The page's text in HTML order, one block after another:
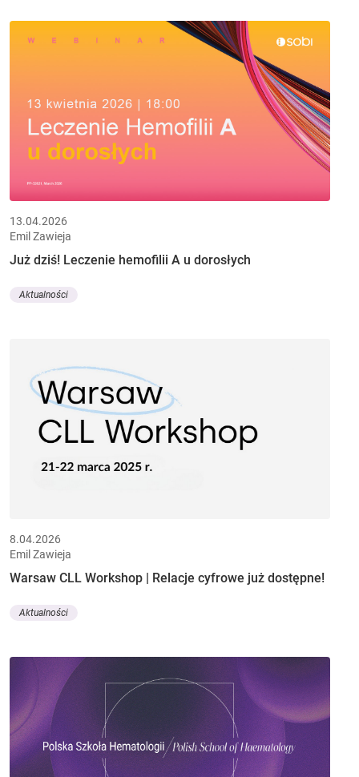
13.04.2026
Emil Zawieja
Już dziś! Leczenie hemofilii A u dorosłych
Aktualności
8.04.2026
Emil Zawieja
Warsaw CLL Workshop | Relacje cyfrowe już dostępne!
Aktualności